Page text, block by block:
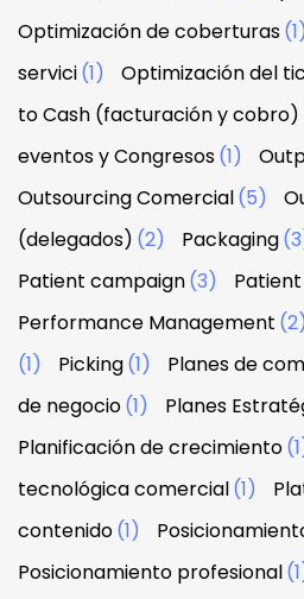
Optimización de coberturas(1)
servici(1) Optimización del
to Cash (facturación y cobro)
eventos y Congresos(1)
Outsourcing Comercial(5)
(delegados) (2) Packaging
Patient campaign(3)
Performance Management (2)
(1)
Picking(1) Planes de
de negocio(1) Planes
Planificación de crecimiento
tecnológica comercial(1)
contenido(1)
Posicionamiento profesional